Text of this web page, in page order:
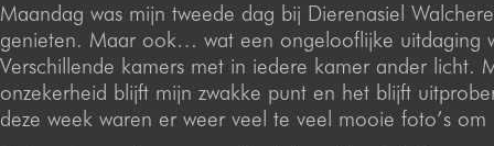
Maandag was mijn tweede dag bij Dierenasiel
genieten. Maar ook… wat een ongelooflijke uitdaging
Verschillende kamers met in iedere kamer ander licht.
onzekerheid blijft mijn zwakke punt en het blijft
deze week waren er weer veel te veel mooie foto’s